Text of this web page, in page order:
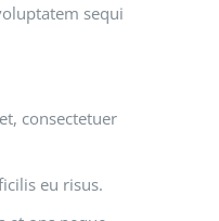
sequi
consectetuer
eu risus.